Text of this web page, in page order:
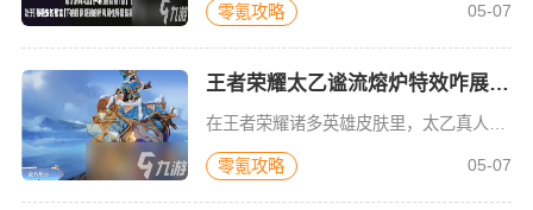
零氪攻略 05-07
王者荣耀太乙谧流熔炉特效咋展示,特效展示方法介绍
在王者荣耀诸多英雄皮肤里，太乙真人的谧流熔炉皮肤凭借其别具一格的特效，成功吸引了大批玩家的关注。这款皮肤的特效究竟有着怎样的独特魅力呢？接下来，就让我们一同深入且全面地去了解一番其特效展示。它的特效在
零氪攻略 05-07